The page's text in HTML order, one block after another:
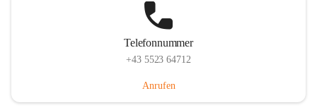
Telefonnummer
+43 5523 64712
Anrufen